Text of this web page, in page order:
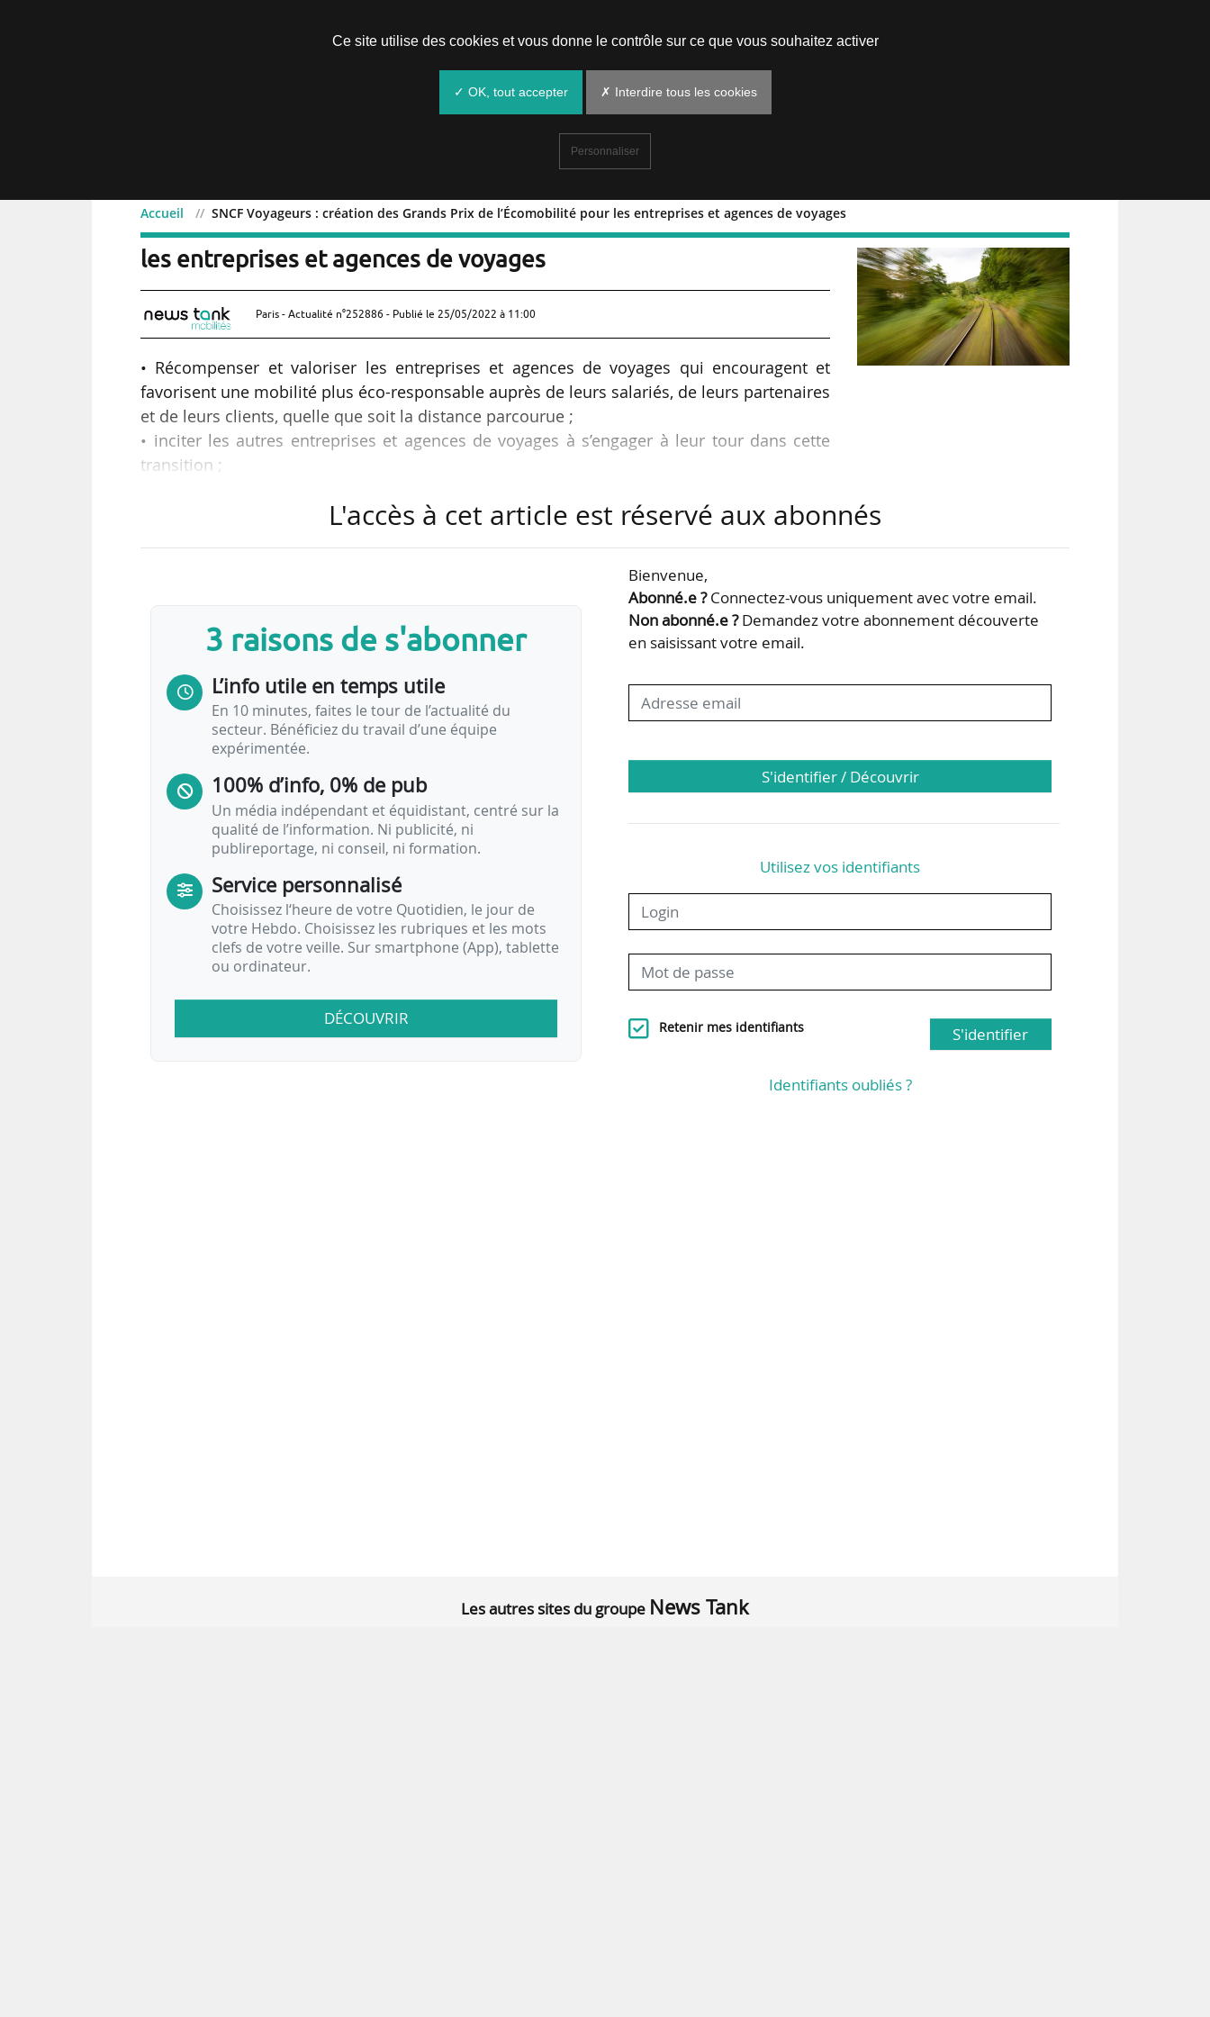
Accueil SNCF Voyageurs : création des Grands Prix de l’Écomobilité pour les entreprises et agences de voyages
SNCF Voyageurs : création des Grands Prix de l’Écomobilité pour
les entreprises et agences de voyages
Paris - Actualité n°252886 - Publié le 25/05/2022 à 11:00
• Récompenser et valoriser les entreprises et agences de voyages qui encouragent et
favorisent une mobilité plus éco-responsable auprès de leurs salariés, de leurs partenaires
et de leurs clients, quelle que soit la distance parcourue ;
• inciter les autres entreprises et agences de voyages à s’engager à leur tour dans cette
transition ;
tels sont les objectifs des Grands Prix de l’Écomobilité, lancés par l’activité TGV-Intercités
Le dépôt des candidatures est ouvert jusqu’au 31/05/2022 à 23h59.
Les lauréats des quatre prix seront dévoilés le 13/09/2022 lors d’une cérémonie à Paris.
Grands Prix de l’Écomobilité
Catégories des Prix
Prix mobilité durable entreprises :
récompense l’entreprise qui a le plus favorisé le train comme mode de
transport en 2021
L'accès à cet article est réservé aux abonnés
3 raisons de s'abonner
L’info utile en temps utile
En 10 minutes, faites le tour de l’actualité du
secteur. Bénéficiez du travail d’une équipe
expérimentée.
100% d’info, 0% de pub
Un média indépendant et équidistant, centré sur la
qualité de l’information. Ni publicité, ni
publireportage, ni conseil, ni formation.
Service personnalisé
Choisissez l‘heure de votre Quotidien, le jour de
votre Hebdo. Choisissez les rubriques et les mots
clefs de votre veille. Sur smartphone (App), tablette
ou ordinateur.
DÉCOUVRIR
Bienvenue,
Abonné.e ?Connectez-vous uniquement avec votre email.
Non abonné.e ?Demandez votre abonnement découverte
en saisissant votre email.
S'identifier / Découvrir
Utilisez vos identifiants
Retenir mes identifiants S'identifier
Identifiants oubliés ?
Les autres sites du groupe News Tank
Ce site utilise des cookies et vous donne le contrôle sur ce que vous souhaitez activer
✓ OK, tout accepter ✗ Interdire tous les cookies
Personnaliser